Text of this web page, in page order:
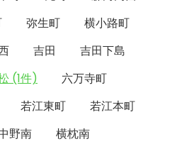
弥生町
横小路町
吉田
吉田下島
(1件)
六万寺町
若江東町
若江本町
野南 横枕南